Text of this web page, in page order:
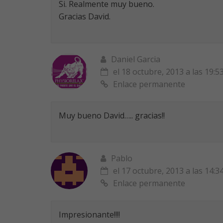
Si. Realmente muy bueno.
Gracias David.
Daniel Garcia
el 18 octubre, 2013 a las
Enlace permanente
Muy bueno David….. gracias!!
Pablo
el 17 octubre, 2013 a las
Enlace permanente
Impresionante!!!!